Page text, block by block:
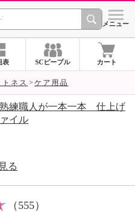
CHANNEL シメニュー
表 SCピープル カート
ネス ケア用品
練職人が一本一本 仕上げ
イル
る
（555）